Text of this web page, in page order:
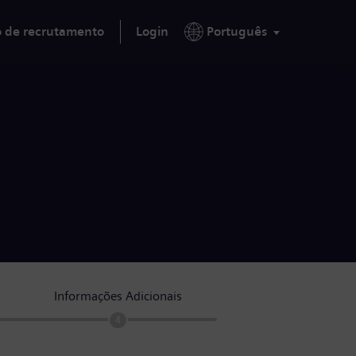
de recrutamento Login Português
Informações Adicionais